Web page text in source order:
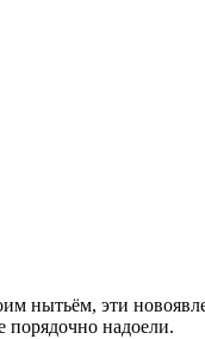
нытьём, эти
порядочно надоели.